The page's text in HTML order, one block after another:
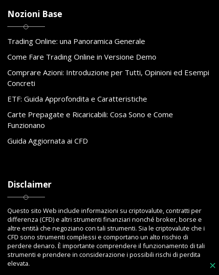
×
Nozioni Base
Trading Online: una Panoramica Generale
Come Fare Trading Online in Versione Demo
Comprare Azioni: Introduzione per Tutti, Opinioni ed Esempi
Concreti
ETF: Guida Approfondita e Caratteristiche
Carte Prepagate e Ricaricabili: Cosa Sono e Come
Funzionano
Guida Aggiornata ai CFD
Disclaimer
Questo sito Web include informazioni su criptovalute, contratti per
differenza (CFD) e altri strumenti finanziari nonché broker, borse e
altre entità che negoziano con tali strumenti. Sia le criptovalute che i
CFD sono strumenti complessi e comportano un alto rischio di
perdere denaro. È importante comprendere il funzionamento di tali
strumenti e prendere in considerazione i possibili rischi di perdita
elevata.